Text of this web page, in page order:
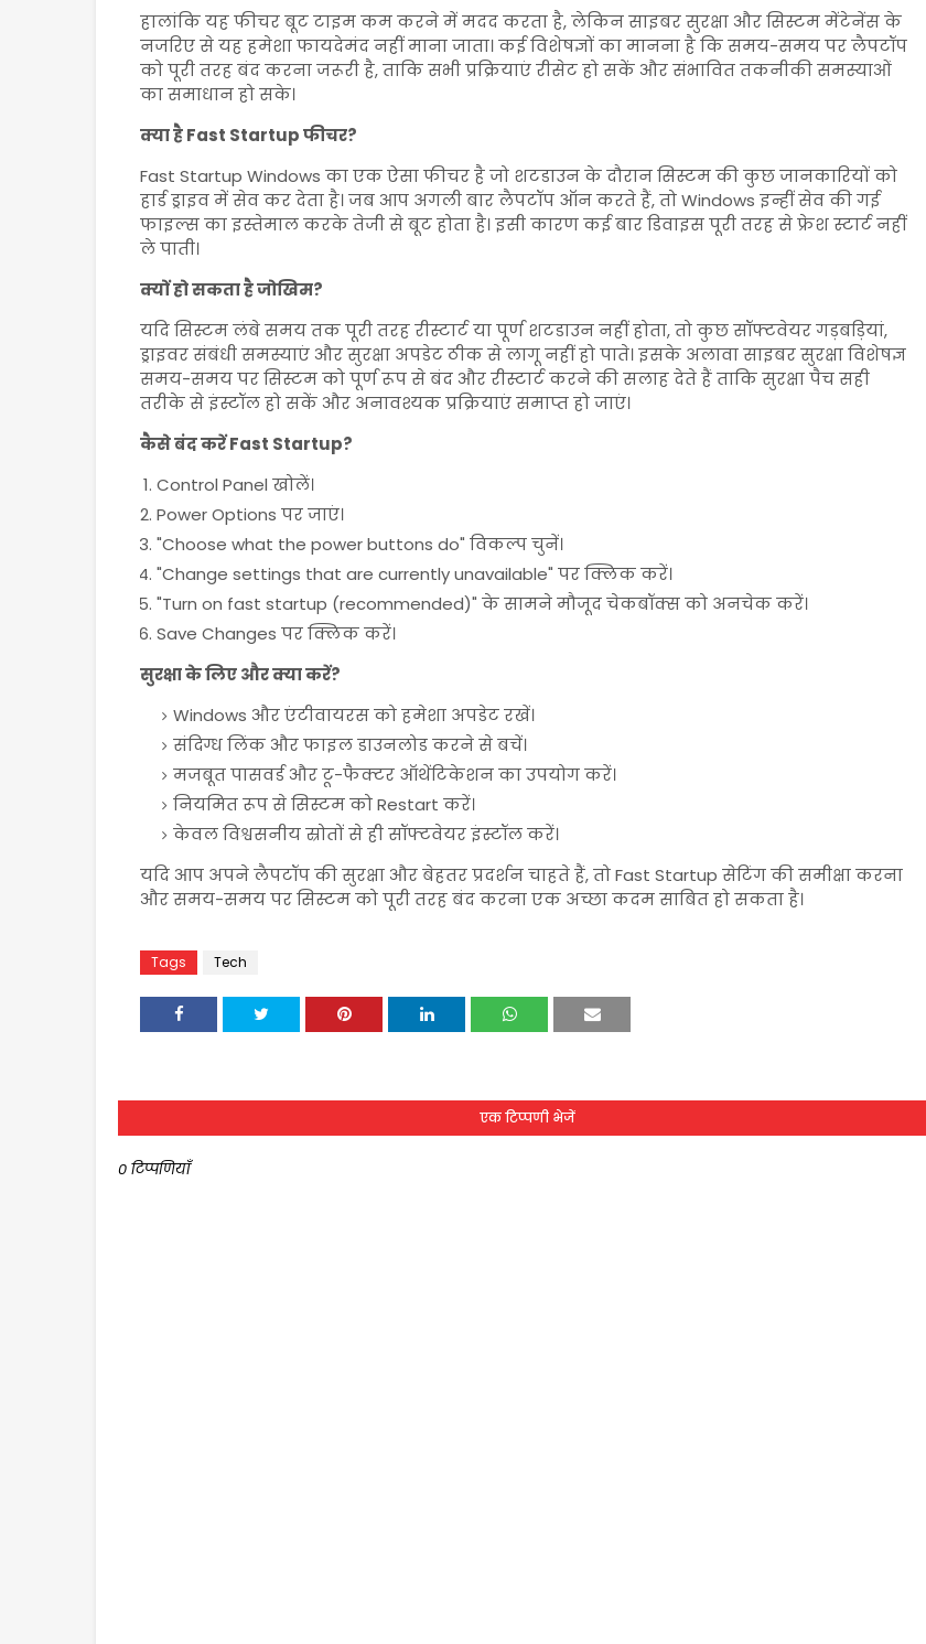
हालांकि यह फीचर बूट टाइम कम करने में मदद करता है, लेकिन साइबर सुरक्षा और सिस्टम मेंटेनेंस के
नजरिए से यह हमेशा फायदेमंद नहीं माना जाता। कई विशेषज्ञों का मानना है कि समय-समय पर लैपटॉप
को पूरी तरह बंद करना जरूरी है, ताकि सभी प्रक्रियाएं रीसेट हो सकें और संभावित तकनीकी समस्याओं
का समाधान हो सके।
क्या है Fast Startup फीचर?
Fast Startup Windows का एक ऐसा फीचर है जो शटडाउन के दौरान सिस्टम की कुछ जानकारियों को
हार्ड ड्राइव में सेव कर देता है। जब आप अगली बार लैपटॉप ऑन करते हैं, तो Windows इन्हीं सेव की गई
फाइल्स का इस्तेमाल करके तेजी से बूट होता है। इसी कारण कई बार डिवाइस पूरी तरह से फ्रेश स्टार्ट नहीं
ले पाती।
क्यों हो सकता है जोखिम?
यदि सिस्टम लंबे समय तक पूरी तरह रीस्टार्ट या पूर्ण शटडाउन नहीं होता, तो कुछ सॉफ्टवेयर गड़बड़ियां,
ड्राइवर संबंधी समस्याएं और सुरक्षा अपडेट ठीक से लागू नहीं हो पाते। इसके अलावा साइबर सुरक्षा विशेषज्ञ
समय-समय पर सिस्टम को पूर्ण रूप से बंद और रीस्टार्ट करने की सलाह देते हैं ताकि सुरक्षा पैच सही
तरीके से इंस्टॉल हो सकें और अनावश्यक प्रक्रियाएं समाप्त हो जाएं।
कैसे बंद करें Fast Startup?
Control Panel खोलें।
Power Options पर जाएं।
"Choose what the power buttons do" विकल्प चुनें।
"Change settings that are currently unavailable" पर क्लिक करें।
"Turn on fast startup (recommended)" के सामने मौजूद चेकबॉक्स को अनचेक करें।
Save Changes पर क्लिक करें।
सुरक्षा के लिए और क्या करें?
Windows और एंटीवायरस को हमेशा अपडेट रखें।
संदिग्ध लिंक और फाइल डाउनलोड करने से बचें।
मजबूत पासवर्ड और टू-फैक्टर ऑथेंटिकेशन का उपयोग करें।
नियमित रूप से सिस्टम को Restart करें।
केवल विश्वसनीय स्रोतों से ही सॉफ्टवेयर इंस्टॉल करें।
यदि आप अपने लैपटॉप की सुरक्षा और बेहतर प्रदर्शन चाहते हैं, तो Fast Startup सेटिंग की समीक्षा करना
और समय-समय पर सिस्टम को पूरी तरह बंद करना एक अच्छा कदम साबित हो सकता है।
Tags Tech
एक टिप्पणी भेजें
0 टिप्पणियाँ